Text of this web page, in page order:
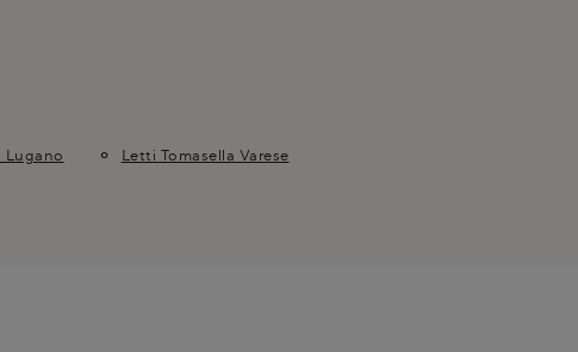
Lugano Letti Tomasella Varese